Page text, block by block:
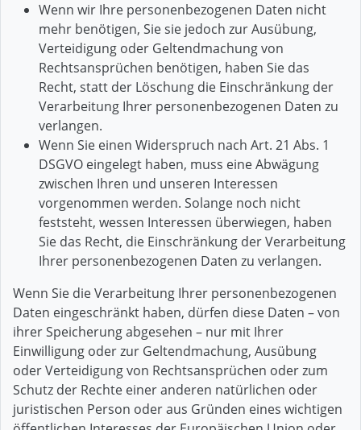
Wenn wir Ihre personenbezogenen Daten nicht
mehr benötigen, Sie sie jedoch zur Ausübung,
Verteidigung oder Geltendmachung von
Rechtsansprüchen benötigen, haben Sie das
Recht, statt der Löschung die Einschränkung der
Verarbeitung Ihrer personenbezogenen Daten zu
verlangen.
Wenn Sie einen Widerspruch nach Art. 21 Abs. 1
DSGVO eingelegt haben, muss eine Abwägung
zwischen Ihren und unseren Interessen
vorgenommen werden. Solange noch nicht
feststeht, wessen Interessen überwiegen, haben
Sie das Recht, die Einschränkung der Verarbeitung
Ihrer personenbezogenen Daten zu verlangen.
Wenn Sie die Verarbeitung Ihrer personenbezogenen
Daten eingeschränkt haben, dürfen diese Daten – von
ihrer Speicherung abgesehen – nur mit Ihrer
Einwilligung oder zur Geltendmachung, Ausübung
oder Verteidigung von Rechtsansprüchen oder zum
Schutz der Rechte einer anderen natürlichen oder
juristischen Person oder aus Gründen eines wichtigen